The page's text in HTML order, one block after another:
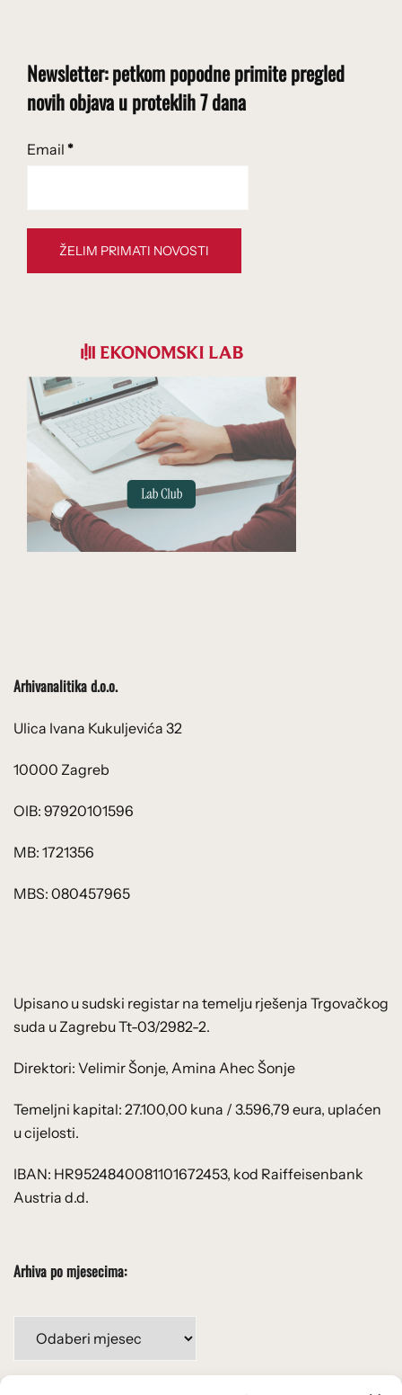
Newsletter: petkom popodne primite pregled
novih objava u proteklih 7 dana
Email *
Arhivanalitika d.o.o.
Ulica Ivana Kukuljevića 32
10000 Zagreb
OIB: 97920101596
MB: 1721356
MBS: 080457965
Upisano u sudski registar na temelju rješenja Trgovačkog
suda u Zagrebu Tt-03/2982-2.
Direktori: Velimir Šonje, Amina Ahec Šonje
Temeljni kapital: 27.100,00 kuna / 3.596,79 eura, uplaćen
u cijelosti.
IBAN: HR9524840081101672453, kod Raiffeisenbank
Austria d.d.
Arhiva po mjesecima:
mjesecima: